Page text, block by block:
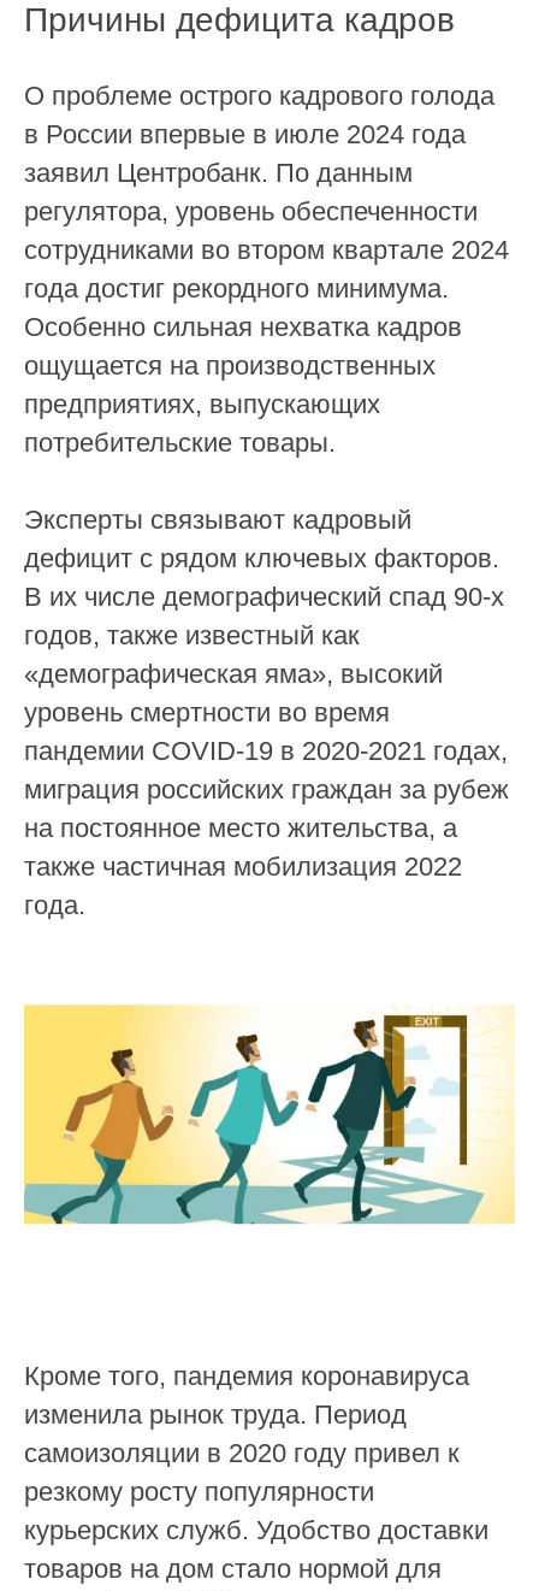
Причины дефицита кадров
О проблеме острого кадрового голода
в России впервые в июле 2024 года
заявил Центробанк. По данным
регулятора, уровень обеспеченности
сотрудниками во втором квартале 2024
года достиг рекордного минимума.
Особенно сильная нехватка кадров
ощущается на производственных
предприятиях, выпускающих
потребительские товары.
Эксперты связывают кадровый
дефицит с рядом ключевых факторов.
В их числе демографический спад 90-х
годов, также известный как
«демографическая яма», высокий
уровень смертности во время
пандемии COVID-19 в 2020-2021 годах,
миграция российских граждан за рубеж
на постоянное место жительства, а
также частичная мобилизация 2022
года.
Кроме того, пандемия коронавируса
изменила рынок труда. Период
самоизоляции в 2020 году привел к
резкому росту популярности
курьерских служб. Удобство доставки
товаров на дом стало нормой для